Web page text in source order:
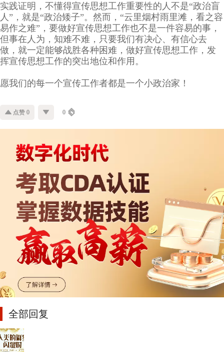
实践证明，不懂得宣传思想工作重要性的人不是“政治盲
人”，就是“政治矮子”。然而，“云里烟村雨里滩，看之容
易作之难”，要做好宣传思想工作也不是一件容易的事，
但事在人为，知难不难，只要我们有决心、有信心去
做，就一定能够战胜各种困难，做好宣传思想工作，发
挥宣传思想工作的突出地位和作用。
愿我们的每一个宣传工作者都是一个小政治家！
点赞 0 0
全部回复